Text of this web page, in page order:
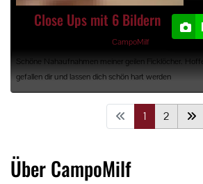
Close Ups mit 6 Bildern
CampoMilf
Schöne Nahaufnahmen meiner geilen Ficklöcher.
gefallen dir und lassen dich schön hart werden
1 2
Über CampoMilf